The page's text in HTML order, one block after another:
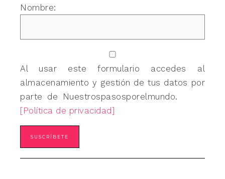
Nombre:
Al usar este formulario accedes al
almacenamiento y gestión de tus datos por
parte de Nuestrospasosporelmundo.
[Política de privacidad]